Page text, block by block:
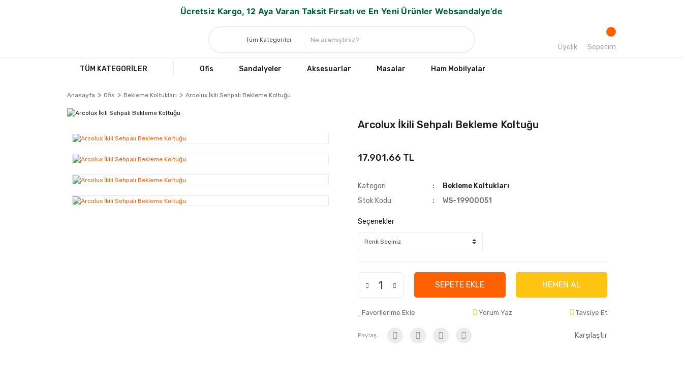
Ücretsiz Kargo, 12 Aya Varan Taksit Fırsatı ve En Yeni Ürünler Websandalye’de
Üyelik Sepetim
TÜM KATEGORİLER Ofis Sandalyeler Aksesuarlar Masalar Ham Mobilyalar
Anasayfa Ofis Bekleme Koltukları Arcolux İkili Sehpalı Bekleme Koltuğu
Arcolux İkili Sehpalı Bekleme Koltuğu
17.901,66 TL
Kategori
Bekleme Koltukları
Stok Kodu
WS-19900051
Seçenekler
SEPETE EKLE HEMEN AL
Favorilerime Ekle Yorum Yaz Tavsiye Et
Paylaş : Karşılaştır